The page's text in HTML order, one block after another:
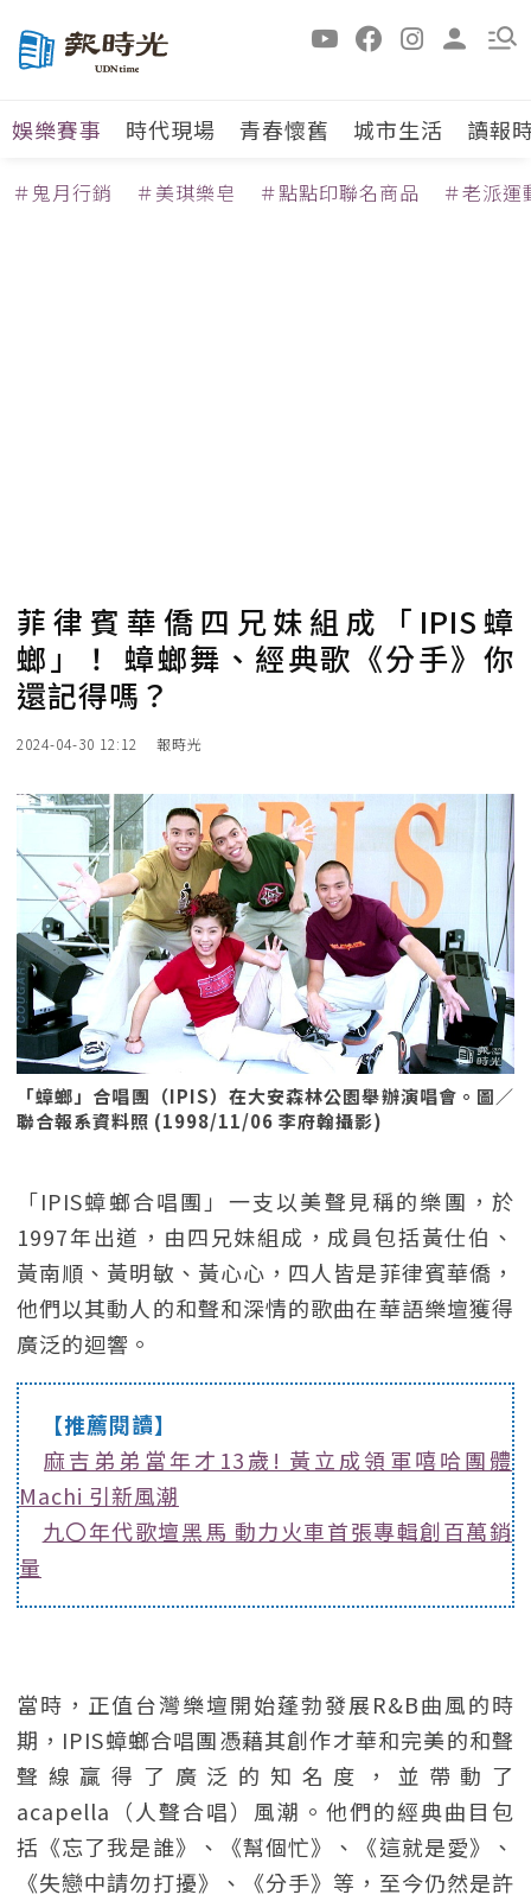
娛樂賽事 時代現場 青春懷舊 城市生活 讀報
＃鬼月行銷 ＃美琪樂皂 ＃點點印聯名商品 ＃老派運
菲律賓華僑四兄妹組成「IPIS蟑
螂」！ 蟑螂舞、經典歌《分手》你
還記得嗎？
2024-04-30 12:12 報時光
「蟑螂」合唱團（IPIS）在大安森林公園舉辦演唱會。圖／
聯合報系資料照 (1998/11/06 李府翰攝影)
「IPIS蟑螂合唱團」一支以美聲見稱的樂團，於
1997年出道，由四兄妹組成，成員包括黃仕伯、
黃南順、黃明敏、黃心心，四人皆是菲律賓華僑，
他們以其動人的和聲和深情的歌曲在華語樂壇獲得
廣泛的迴響。
【推薦閱讀】
麻吉弟弟當年才13歲! 黃立成領軍嘻哈團體
Machi 引新風潮
九〇年代歌壇黑馬 動力火車首張專輯創百萬銷
量
當時，正值台灣樂壇開始蓬勃發展R&B曲風的時
期，IPIS蟑螂合唱團憑藉其創作才華和完美的和聲
聲線贏得了廣泛的知名度，並帶動了
acapella（人聲合唱）風潮。他們的經典曲目包
括《忘了我是誰》、《幫個忙》、《這就是愛》、
《失戀中請勿打擾》、《分手》等，至今仍然是許